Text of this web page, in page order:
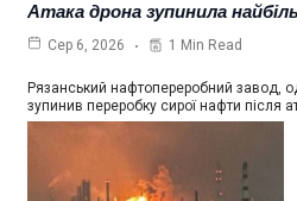
Атака дрона зупинила
Сер 6, 2026 1 Min Read
Рязанський нафтопереробний завод,
зупинив переробку сирої нафти після